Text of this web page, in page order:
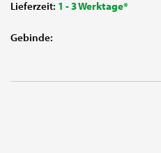
Lieferzeit: 1 - 3 Werktage*
Gebinde: